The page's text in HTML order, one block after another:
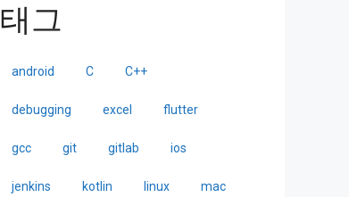
태그
android C C++
debugging excel flutter
gcc git gitlab ios
jenkins kotlin linux mac